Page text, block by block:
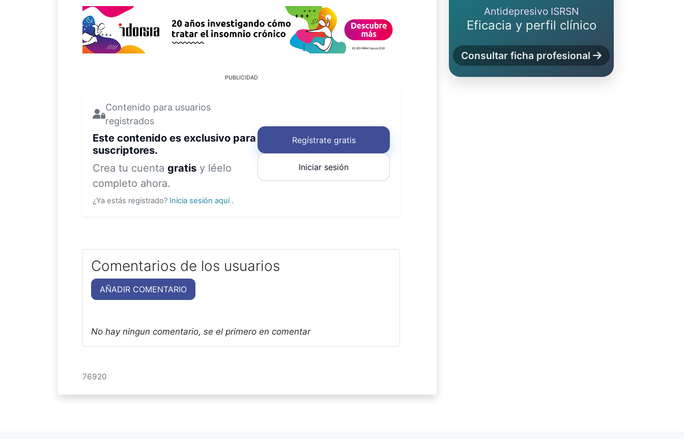
PUBLICIDAD
Contenido para usuarios
registrados
Este contenido es exclusivo para
suscriptores.
Crea tu cuenta gratis y léelo
completo ahora.
¿Ya estás registrado? Inicia sesión aquí .
Regístrate gratis
Iniciar sesión
Comentarios de los usuarios
AÑADIR COMENTARIO
No hay ningun comentario, se el primero en comentar
76920
Antidepresivo ISRSN
Eficacia y perfil clínico
Consultar ficha profesional